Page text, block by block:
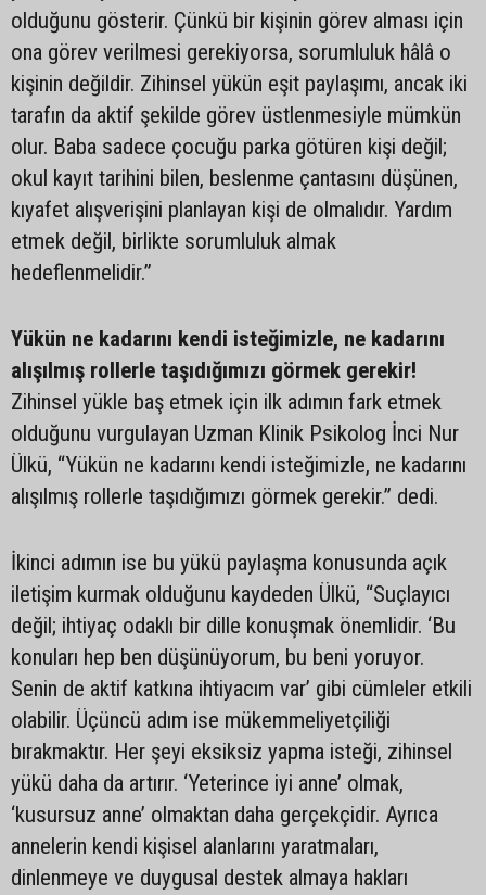
olduğunu gösterir. Çünkü bir kişinin görev alması için
ona görev verilmesi gerekiyorsa, sorumluluk hâlâ o
kişinin değildir. Zihinsel yükün eşit paylaşımı, ancak iki
tarafın da aktif şekilde görev üstlenmesiyle mümkün
olur. Baba sadece çocuğu parka götüren kişi değil;
okul kayıt tarihini bilen, beslenme çantasını düşünen,
kıyafet alışverişini planlayan kişi de olmalıdır. Yardım
etmek değil, birlikte sorumluluk almak
hedeflenmelidir.”
Yükün ne kadarını kendi isteğimizle, ne kadarını
alışılmış rollerle taşıdığımızı görmek gerekir!
Zihinsel yükle baş etmek için ilk adımın fark etmek
olduğunu vurgulayan Uzman Klinik Psikolog İnci Nur
Ülkü, “Yükün ne kadarını kendi isteğimizle, ne kadarını
alışılmış rollerle taşıdığımızı görmek gerekir.” dedi.
İkinci adımın ise bu yükü paylaşma konusunda açık
iletişim kurmak olduğunu kaydeden Ülkü, “Suçlayıcı
değil; ihtiyaç odaklı bir dille konuşmak önemlidir. ‘Bu
konuları hep ben düşünüyorum, bu beni yoruyor.
Senin de aktif katkına ihtiyacım var’ gibi cümleler etkili
olabilir. Üçüncü adım ise mükemmeliyetçiliği
bırakmaktır. Her şeyi eksiksiz yapma isteği, zihinsel
yükü daha da artırır. ‘Yeterince iyi anne’ olmak,
‘kusursuz anne’ olmaktan daha gerçekçidir. Ayrıca
annelerin kendi kişisel alanlarını yaratmaları,
dinlenmeye ve duygusal destek almaya hakları